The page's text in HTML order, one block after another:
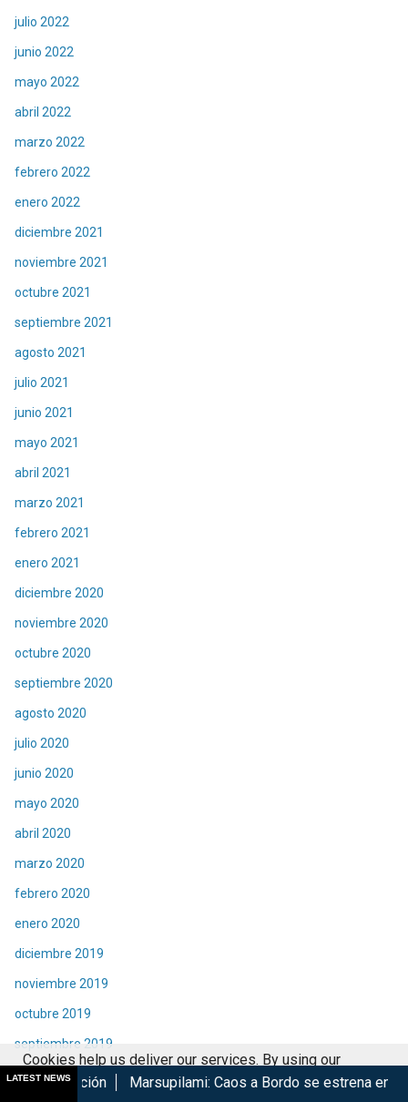
julio 2022
junio 2022
mayo 2022
abril 2022
marzo 2022
febrero 2022
enero 2022
diciembre 2021
noviembre 2021
octubre 2021
septiembre 2021
agosto 2021
julio 2021
junio 2021
mayo 2021
abril 2021
marzo 2021
febrero 2021
enero 2021
diciembre 2020
noviembre 2020
octubre 2020
septiembre 2020
agosto 2020
julio 2020
junio 2020
mayo 2020
abril 2020
marzo 2020
febrero 2020
enero 2020
diciembre 2019
noviembre 2019
octubre 2019
septiembre 2019
agosto 2019
LATEST NEWS
Marsupilami: Caos a Bordo se estrena en Cinépolis
Cookies help us deliver our services. By using our
services, you agree to our use of cookies.
Got it